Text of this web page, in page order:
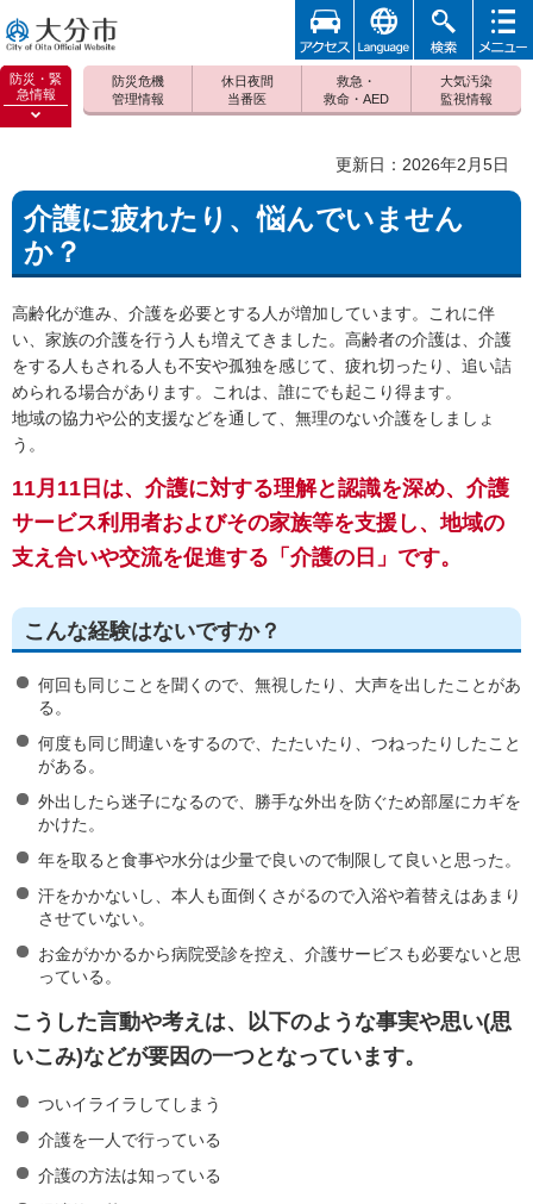
大分市
防災・緊
急情報
防災緊
防災危機
管理情報
休日夜間
当番医
救急・
救命・AED
大気汚染
監視情報
アクセ
ス
foreign 検索
メニュ
更新日：2026年2月5日
介護に疲れたり、悩んでいません
か？
高齢化が進み、介護を必要とする人が増加しています。これに伴
い、家族の介護を行う人も増えてきました。高齢者の介護は、介護
をする人もされる人も不安や孤独を感じて、疲れ切ったり、追い詰
められる場合があります。これは、誰にでも起こり得ます。
地域の協力や公的支援などを通して、無理のない介護をしましょ
う。
11月11日は、介護に対する理解と認識を深め、介護
サービス利用者およびその家族等を支援し、地域の
支え合いや交流を促進する「介護の日」です。
こんな経験はないですか？
何回も同じことを聞くので、無視したり、大声を出したことがあ
る。
何度も同じ間違いをするので、たたいたり、つねったりしたこと
がある。
外出したら迷子になるので、勝手な外出を防ぐため部屋にカギを
かけた。
年を取ると食事や水分は少量で良いので制限して良いと思った。
汗をかかないし、本人も面倒くさがるので入浴や着替えはあまり
させていない。
お金がかかるから病院受診を控え、介護サービスも必要ないと思
っている。
こうした言動や考えは、以下のような事実や思い(思
いこみ)などが要因の一つとなっています。
ついイライラしてしまう
介護を一人で行っている
介護の方法は知っている